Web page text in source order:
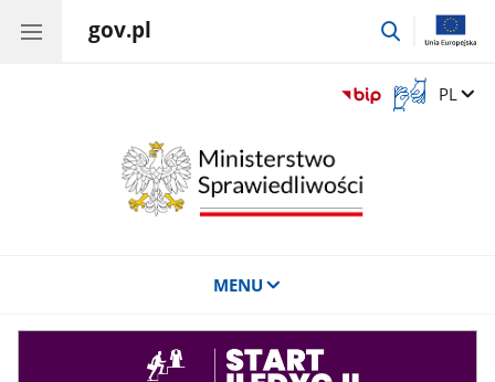
gov.pl
przejdź
Otwórz
okno
Zmień
PL
MENU